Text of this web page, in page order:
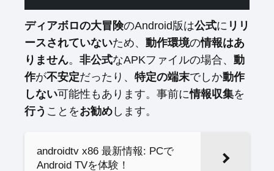
ディアボロの大冒険のAndroid版は公式に リリ
ースされていないため、 動作環境の情報はあ
りません。 非公式なAPKファイルの場合、 動
作が不安定だったり、 特定の端末でしか動作
しない可能性もあります。事前に情報収集を
行う ことをお勧め します。
androidtv x86 最新情報: PCで
Android TVを体験！